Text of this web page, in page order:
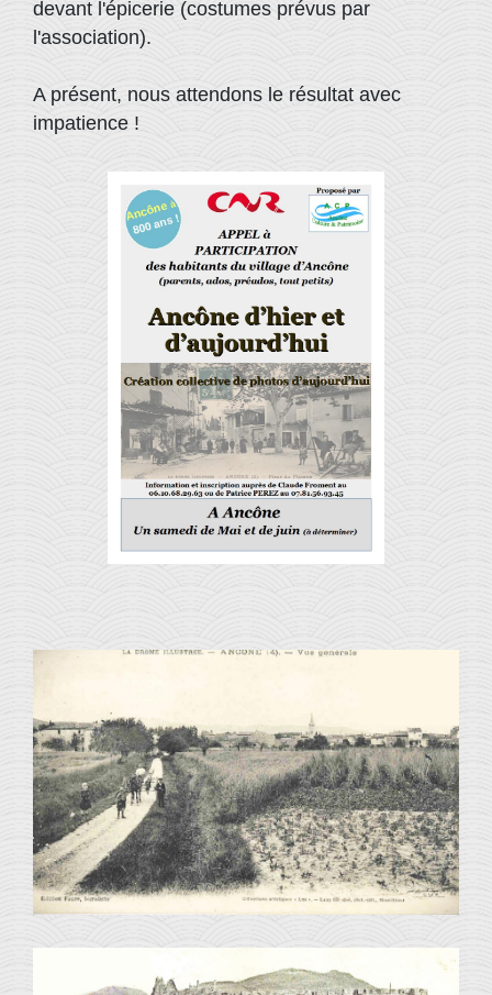
devant l'épicerie (costumes prévus par
l'association).
A présent, nous attendons le résultat avec
impatience !